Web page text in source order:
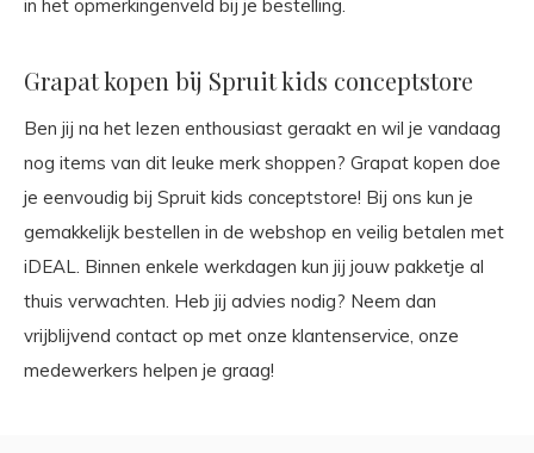
in het opmerkingenveld bij je bestelling.
Grapat kopen bij Spruit kids conceptstore
Ben jij na het lezen enthousiast geraakt en wil je vandaag
nog items van dit leuke merk shoppen? Grapat kopen doe
je eenvoudig bij Spruit kids conceptstore! Bij ons kun je
gemakkelijk bestellen in de webshop en veilig betalen met
iDEAL. Binnen enkele werkdagen kun jij jouw pakketje al
thuis verwachten. Heb jij advies nodig? Neem dan
vrijblijvend contact op met onze klantenservice, onze
medewerkers helpen je graag!